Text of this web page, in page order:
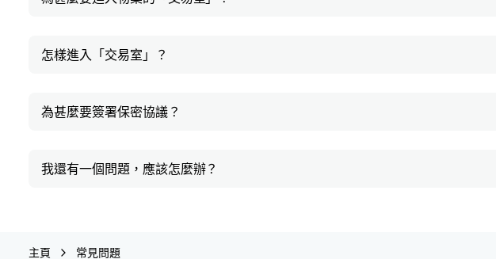
怎樣進入「交易室」？
為甚麼要簽署保密協議？
我還有一個問題，應該怎麼辦？
主頁 常見問題